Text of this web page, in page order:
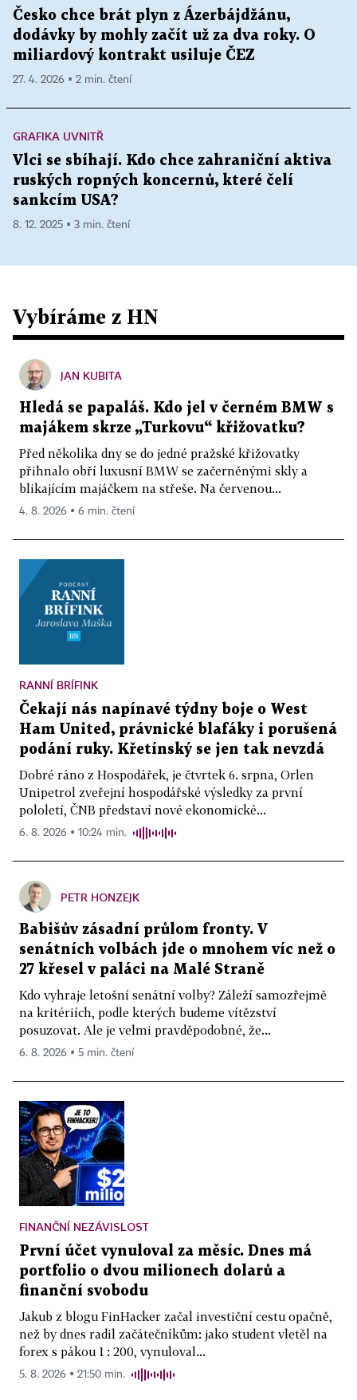
Česko chce brát plyn z Ázerbájdžánu,
dodávky by mohly začít už za dva roky. O
miliardový kontrakt usiluje ČEZ
27. 4. 2026 ▪ 2 min. čtení
GRAFIKA UVNITŘ
Vlci se sbíhají. Kdo chce zahraniční aktiva
ruských ropných koncernů, které čelí
sankcím USA?
8. 12. 2025 ▪ 3 min. čtení
Vybíráme z HN
JAN KUBITA
Hledá se papaláš. Kdo jel v černém BMW s
majákem skrze „Turkovu“ křižovatku?
Před několika dny se do jedné pražské křižovatky
přihnalo obří luxusní BMW se začerněnými skly a
blikajícím majáčkem na střeše. Na červenou...
4. 8. 2026 ▪ 6 min. čtení
RANNÍ BRÍFINK
Čekají nás napínavé týdny boje o West
Ham United, právnické blafáky i porušená
podání ruky. Křetínský se jen tak nevzdá
Dobré ráno z Hospodářek, je čtvrtek 6. srpna, Orlen
Unipetrol zveřejní hospodářské výsledky za první
pololetí, ČNB představí nové ekonomické...
6. 8. 2026 ▪ 10:24 min.
PETR HONZEJK
Babišův zásadní průlom fronty. V
senátních volbách jde o mnohem víc než o
27 křesel v paláci na Malé Straně
Kdo vyhraje letošní senátní volby? Záleží samozřejmě
na kritériích, podle kterých budeme vítězství
posuzovat. Ale je velmi pravděpodobné, že...
6. 8. 2026 ▪ 5 min. čtení
FINANČNÍ NEZÁVISLOST
První účet vynuloval za měsíc. Dnes má
portfolio o dvou milionech dolarů a
finanční svobodu
Jakub z blogu FinHacker začal investiční cestu opačně,
než by dnes radil začátečníkům: jako student vletěl na
forex s pákou 1 : 200, vynuloval...
5. 8. 2026 ▪ 21:50 min.